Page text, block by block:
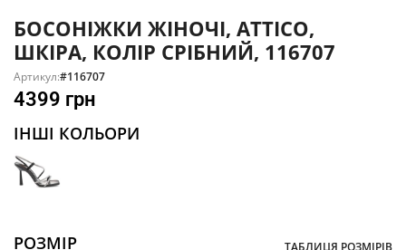
БОСОНІЖКИ ЖІНОЧІ, ATTICO,
ШКІРА, КОЛІР СРІБНИЙ, 116707
Артикул:#116707
4399 грн
ІНШІ КОЛЬОРИ
РОЗМІР ТАБЛИЦЯ РОЗМІРІВ